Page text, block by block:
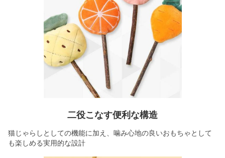
二役こなす便利な構造
猫じゃらしとしての機能に加え、噛み心地の良いおもちゃとして
も楽しめる実用的な設計